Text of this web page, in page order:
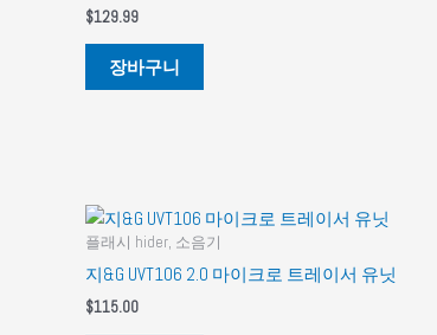
$129.99
장바구니
플래시 hider, 소음기
지&G UVT106 2.0 마이크로 트레이서 유닛
$115.00